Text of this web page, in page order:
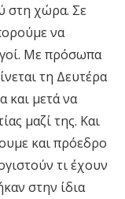
στη χώρα. Σε
να
Με πρόσωπα
τη Δευτέρα
και μετά να
μαζί της. Και
και πρόεδρο
τι έχουν
στην ίδια